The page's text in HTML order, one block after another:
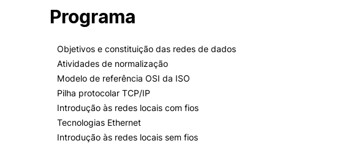
Programa
Objetivos e constituição das redes de dados
Atividades de normalização
Modelo de referência OSI da ISO
Pilha protocolar TCP/IP
Introdução às redes locais com fios
Tecnologias Ethernet
Introdução às redes locais sem fios